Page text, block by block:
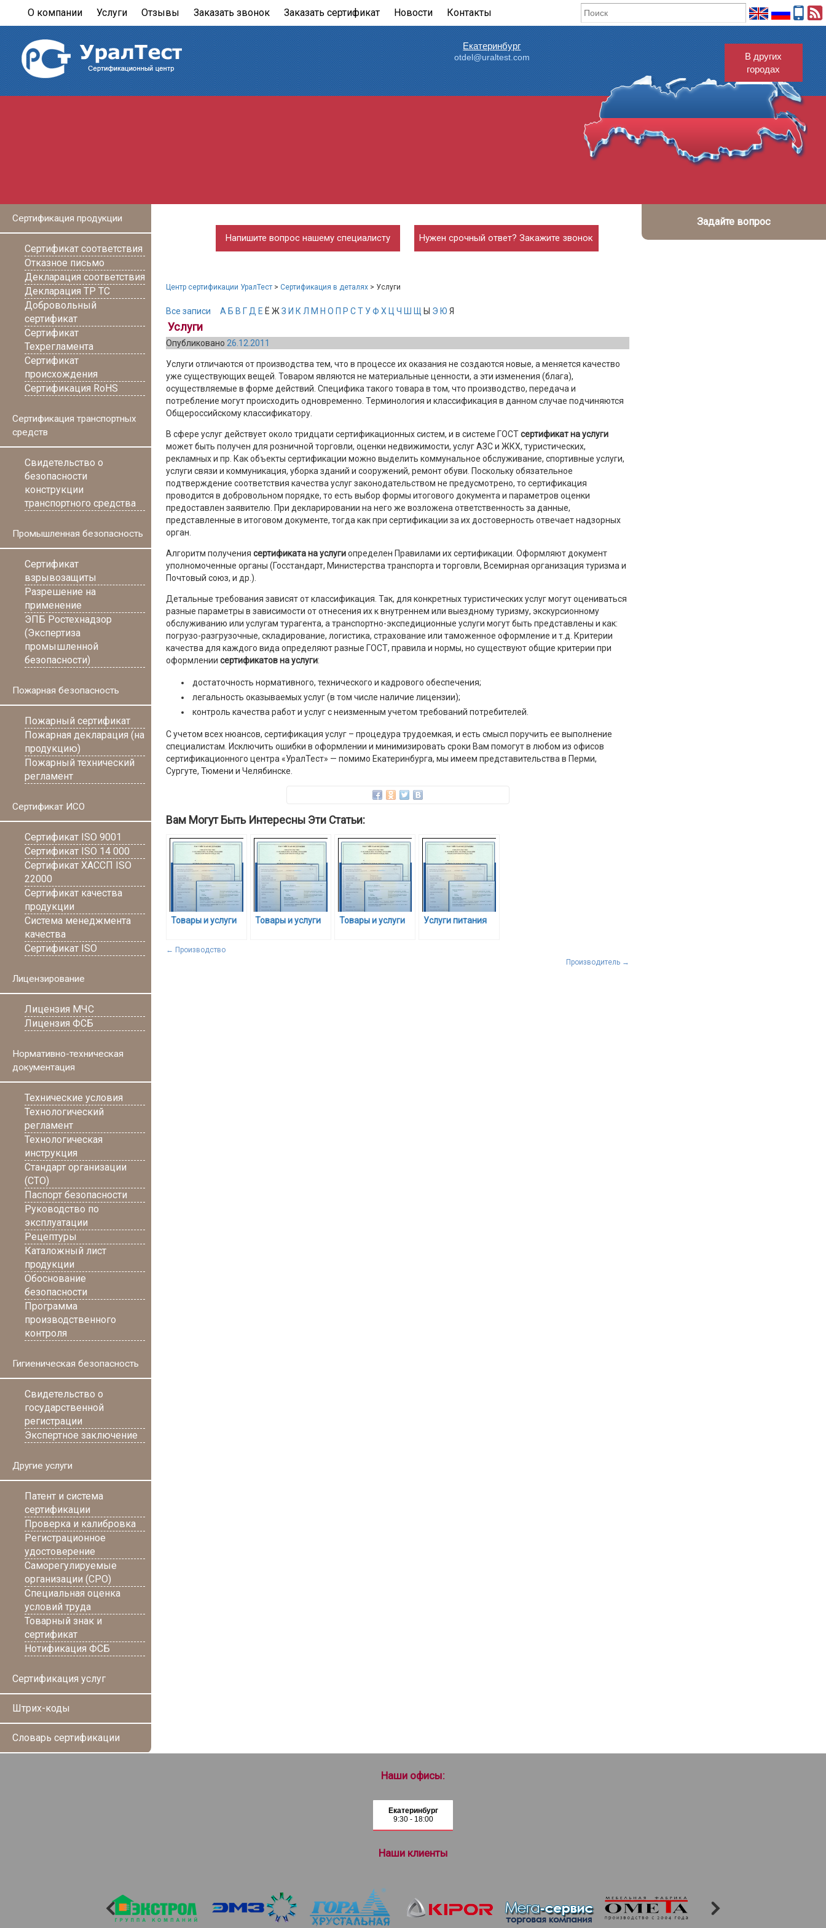
О компании Услуги Отзывы Заказать звонок Заказать сертификат Новости Контакты
Екатеринбург
otdel@uraltest.com
В других
городах
Сертификация продукции
Сертификат соответствия
Отказное письмо
Декларация соответствия
Декларация ТР ТС
Добровольный
сертификат
Сертификат
Техрегламента
Сертификат
происхождения
Сертификация RoHS
Сертификация транспортных
средств
Свидетельство о
безопасности
конструкции
транспортного средства
Промышленная безопасность
Сертификат
взрывозащиты
Разрешение на
применение
ЭПБ Ростехнадзор
(Экспертиза
промышленной
безопасности)
Пожарная безопасность
Пожарный сертификат
Пожарная декларация (на
продукцию)
Пожарный технический
регламент
Сертификат ИСО
Сертификат ISO 9001
Сертификат ISO 14 000
Сертификат ХАССП ISO
22000
Сертификат качества
продукции
Система менеджмента
качества
Сертификат ISO
Лицензирование
Лицензия МЧС
Лицензия ФСБ
Нормативно-техническая
документация
Технические условия
Технологический
регламент
Технологическая
инструкция
Стандарт организации
(СТО)
Паспорт безопасности
Руководство по
эксплуатации
Рецептуры
Каталожный лист
продукции
Обоснование
безопасности
Программа
производственного
контроля
Гигиеническая безопасность
Свидетельство о
государственной
регистрации
Экспертное заключение
Другие услуги
Патент и система
сертификации
Проверка и калибровка
Регистрационное
удостоверение
Саморегулируемые
организации (СРО)
Специальная оценка
условий труда
Товарный знак и
сертификат
Нотификация ФСБ
Сертификация услуг
Штрих-коды
Словарь сертификации
Задайте вопрос
Напишите вопрос нашему специалисту Нужен срочный ответ? Закажите звонок
Центр сертификации УралТест > Сертификация в деталях > Услуги
Все записи А Б В Г Д Е Ё Ж З И К Л М Н О П Р СТ УФ Х Ц Ч Ш Ы Э Ю Я
Услуги
Опубликовано 26.12.2011
Услуги отличаются от производства тем, что в процессе их оказания не создаются новые, а меняется качество
уже существующих вещей. Товаром являются не материальные ценности, а эти изменения (блага),
осуществляемые в форме действий. Специфика такого товара в том, что производство, передача и
потребление могут происходить одновременно. Терминология и классификация в данном случае подчиняются
Общероссийскому классификатору.
В сфере услуг действует около тридцати сертификационных систем, и в системе ГОСТсертификат на услуги
может быть получен для розничной торговли, оценки недвижимости, услуг АЗС и ЖКХ, туристических,
рекламных и пр. Как объекты сертификации можно выделить коммунальное обслуживание, спортивные услуги,
услуги связи и коммуникация, уборка зданий и сооружений, ремонт обуви. Поскольку обязательное
подтверждение соответствия качества услуг законодательством не предусмотрено, то сертификация
проводится в добровольном порядке, то есть выбор формы итогового документа и параметров оценки
предоставлен заявителю. При декларировании на него же возложена ответственность за данные,
представленные в итоговом документе, тогда как при сертификации за их достоверность отвечает надзорных
орган.
Алгоритм получения сертификата на услугиопределен Правилами их сертификации. Оформляют документ
уполномоченные органы (Госстандарт, Министерства транспорта и торговли, Всемирная организация туризма и
Почтовый союз, и др.).
Детальные требования зависят от классификация. Так, для конкретных туристических услуг могут оцениваться
разные параметры в зависимости от отнесения их к внутреннем или выездному туризму, экскурсионному
обслуживанию или услугам турагента, а транспортно-экспедиционные услуги могут быть представлены и как:
погрузо-разгрузочные, складирование, логистика, страхование или таможенное оформление и т.д. Критерии
качества для каждого вида определяют разные ГОСТ, правила и нормы, но существуют общие критерии при
оформлении сертификатов на услуги:
достаточность нормативного, технического и кадрового обеспечения;
легальность оказываемых услуг (в том числе наличие лицензии);
контроль качества работ и услуг с неизменным учетом требований потребителей.
С учетом всех нюансов, сертификация услуг – процедура трудоемкая, и есть смысл поручить ее выполнение
специалистам. Исключить ошибки в оформлении и минимизировать сроки Вам помогут в любом из офисов
сертификационного центра «УралТест» — помимо Екатеринбурга, мы имеем представительства в Перми,
Сургуте, Тюмени и Челябинске.
Вам Могут Быть Интересны Эти Статьи:
Товары и услуги Товары и услуги Товары и услуги Услуги питания
← Производство
Производитель →
Наши офисы:
Екатеринбург
9:30 - 18:00
Наши клиенты